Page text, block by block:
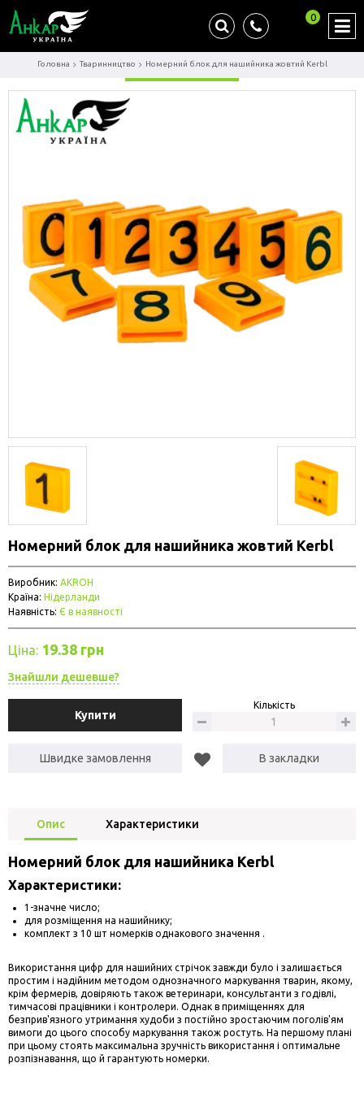
0
Головна Тваринництво Номерний блок для нашийника жовтий Kerbl
Номерний блок для нашийника жовтий Kerbl
Виробник: AKROH
Країна: Нідерланди
Наявність: Є в наявності
Ціна: 19.38 грн
Знайшли дешевше?
Купити
Кількість
Швидке замовлення В закладки
Опис Характеристики
Номерний блок для нашийника Kerbl
Характеристики:
1-значне число;
для розміщення на нашийнику;
комплект з 10 шт номерків однакового значення .
Використання цифр для нашийних стрічок завжди було і залишається
простим і надійним методом однозначного маркування тварин, якому,
крім фермерів, довіряють також ветеринари, консультанти з годівлі,
тимчасові працівники і контролери. Однак в приміщеннях для
безприв'язного утримання худоби з постійно зростаючим поголів'ям
вимоги до цього способу маркування також ростуть. На першому плані
при цьому стоять максимальна зручність використання і оптимальне
розпізнавання, що й гарантують номерки.